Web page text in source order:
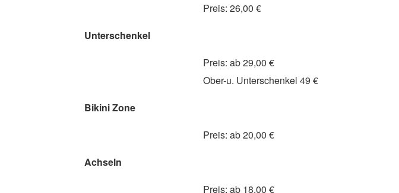
Preis: 26,00 €
Unterschenkel
Preis: ab 29,00 €
Ober-u. Unterschenkel 49 €
Bikini Zone
Preis: ab 20,00 €
Achseln
Preis: ab 18,00 €